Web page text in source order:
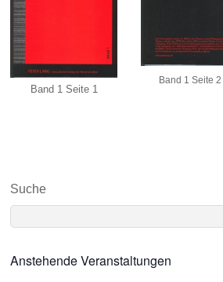
Band 1 Seite 1
Band 1 Seite 2
Suche
Anstehende Veranstaltungen